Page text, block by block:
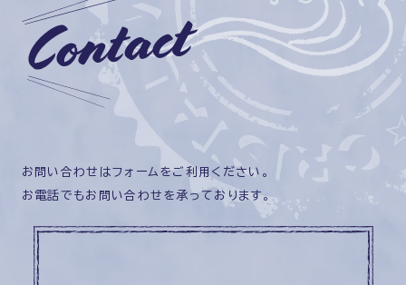
お問い合わせはフォームをご利用ください。
お電話でもお問い合わせを承っております。